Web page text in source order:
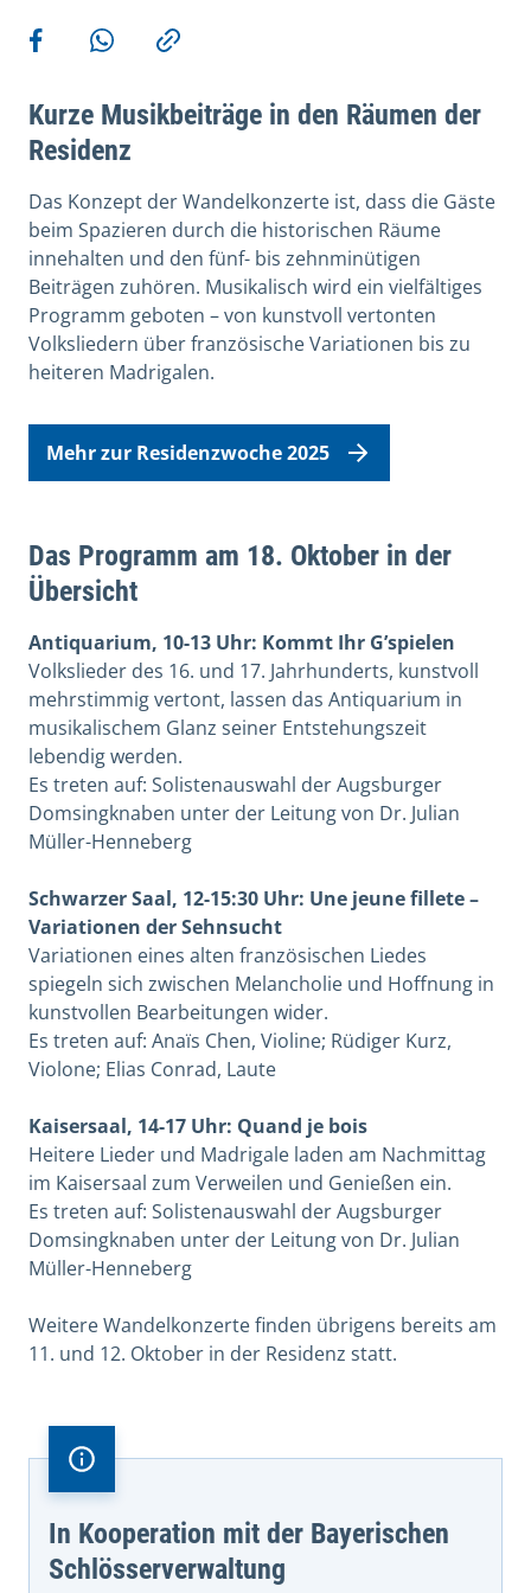
Weitere Aktionen
Teilen auf Facebook
Teilen via WhatsApp
Kopieren
Kurze Musikbeiträge in den Räumen der
Residenz
Das Konzept der Wandelkonzerte ist, dass die Gäste
beim Spazieren durch die historischen Räume
innehalten und den fünf- bis zehnminütigen
Beiträgen zuhören. Musikalisch wird ein vielfältiges
Programm geboten – von kunstvoll vertonten
Volksliedern über französische Variationen bis zu
heiteren Madrigalen.
Mehr zur Residenzwoche 2025
Das Programm am 18. Oktober in der
Übersicht
Antiquarium, 10-13 Uhr: Kommt Ihr G’spielen
Volkslieder des 16. und 17. Jahrhunderts, kunstvoll
mehrstimmig vertont, lassen das Antiquarium in
musikalischem Glanz seiner Entstehungszeit
lebendig werden.
Es treten auf: Solistenauswahl der Augsburger
Domsingknaben unter der Leitung von Dr. Julian
Müller-Henneberg
Schwarzer Saal, 12-15:30 Uhr: Une jeune fillete –
Variationen der Sehnsucht
Variationen eines alten französischen Liedes
spiegeln sich zwischen Melancholie und Hoffnung in
kunstvollen Bearbeitungen wider.
Es treten auf: Anaïs Chen, Violine; Rüdiger Kurz,
Violone; Elias Conrad, Laute
Kaisersaal, 14-17 Uhr: Quand je bois
Heitere Lieder und Madrigale laden am Nachmittag
im Kaisersaal zum Verweilen und Genießen ein.
Es treten auf: Solistenauswahl der Augsburger
Domsingknaben unter der Leitung von Dr. Julian
Müller-Henneberg
Weitere Wandelkonzerte finden übrigens bereits am
11. und 12. Oktober in der Residenz statt.
In Kooperation mit der Bayerischen
Schlösserverwaltung